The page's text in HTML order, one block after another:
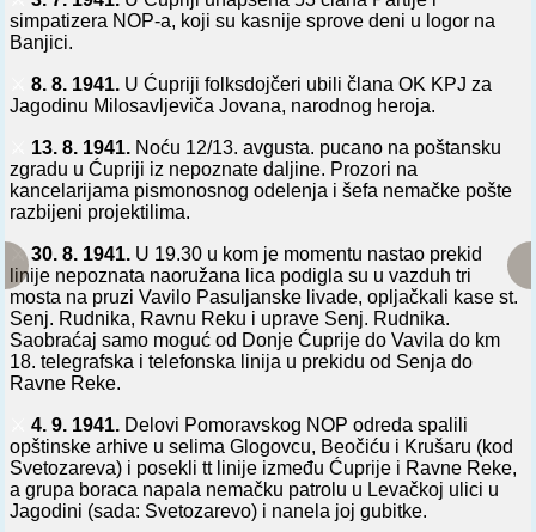
simpatizera NOP-a, koji su kasnije sprove deni u logor na
Banjici.
8. 8. 1941. U Ćupriji folksdojčeri ubili člana OK KPJ za
Jagodinu Milosavljeviča Jovana, narodnog heroja.
13. 8. 1941. Noću 12/13. avgusta. pucano na poštansku
zgradu u Ćupriji iz nepoznate daljine. Prozori na
kancelarijama pismonosnog odelenja i šefa nemačke pošte
razbijeni projektilima.
⚔️ 30. 8. 1941. U 19.30 u kom je momentu nastao prekid
linije nepoznata naoružana lica podigla su u vazduh tri
mosta na pruzi Vavilo Pasuljanske livade, opljačkali kase st.
Senj. Rudnika, Ravnu Reku i uprave Senj. Rudnika.
Saobraćaj samo moguć od Donje Ćuprije do Vavila do km
18. telegrafska i telefonska linija u prekidu od Senja do
Ravne Reke.
4. 9. 1941. Delovi Pomoravskog NOP odreda spalili
opštinske arhive u selima Glogovcu, Beočiću i Krušaru (kod
Svetozareva) i posekli tt linije između Ćuprije i Ravne Reke,
a grupa boraca napala nemačku patrolu u Levačkoj ulici u
Jagodini (sada: Svetozarevo) i nanela joj gubitke.